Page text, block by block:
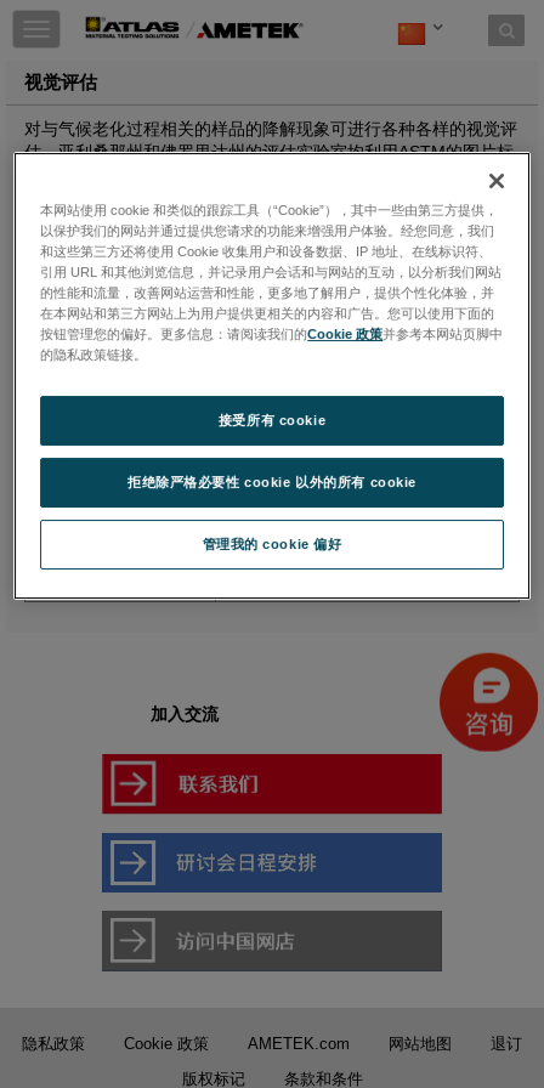
Toggle
navigation
视觉评估
对与气候老化过程相关的样品的降解现象可进行各种各样的视觉评
估。亚利桑那州和佛罗里达州的评估实验室均利用ASTM的图片标
准对失败模式进行评级，如：龟裂、开裂和起泡。此外，还提供了
Atlas开发的检查格式生成的。可提供符合GM 7454M或GM 9538P
等制造商规格的特殊格式。一般提出额外的服务要求，通常也可以
得到满足。以下图表列出了Atlas在视觉评估中所满足的适用测试
标准。
TEST METHOD
Blistering
ASTM D714, ISO 4628-2
ASTM D4214, ISO 4628-6
Checking
ASTM D660, ISO 4628-5
Checking
ASTM D661, ISO 4628-4
Erosion
ASTM D662
AATCC Evaluation Procedure 1
ASTM D2616
DIN EN 20105-A02
加入交流
隐私政策 Cookie 政策 AMETEK.com 网站地图
退订
版权标记
条款和条件
本网站使用 cookie 和类似的跟踪工具（“Cookie”），其中一些由第三方提供，
以保护我们的网站并通过提供您请求的功能来增强用户体验。经您同意，我们
和这些第三方还将使用 Cookie 收集用户和设备数据、IP 地址、在线标识符、
引用 URL 和其他浏览信息，并记录用户会话和与网站的互动，以分析我们网站
的性能和流量，改善网站运营和性能，更多地了解用户，提供个性化体验，并
在本网站和第三方网站上为用户提供更相关的内容和广告。您可以使用下面的
按钮管理您的偏好。更多信息：请阅读我们的Cookie 政策并参考本网站页脚中
的隐私政策链接。
管理我的 cookie 偏好
拒绝除严格必要性 cookie 以外的所有 cookie
接受所有 cookie